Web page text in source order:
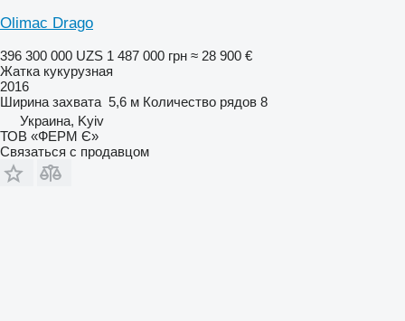
Olimac Drago
396 300 000 UZS 1 487 000 грн ≈ 28 900 €
Жатка кукурузная
2016
Ширина захвата 5,6 м Количество рядов 8
Украина, Kyiv
ТОВ «ФЕРМ Є»
Связаться с продавцом